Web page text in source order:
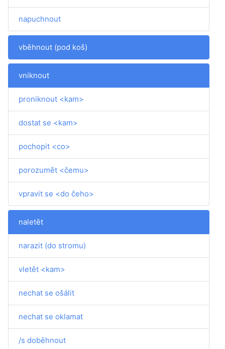
napuchnout
vběhnout (pod koš)
vniknout
proniknout <kam>
dostat se <kam>
pochopit <co>
porozumět <čemu>
vpravit se <do čeho>
naletět
narazit (do stromu)
vletět <kam>
nechat se ošálit
nechat se oklamat
/s doběhnout